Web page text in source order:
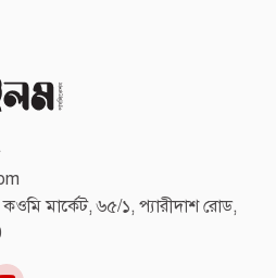
মার্কেট, ৬৫/১, প্যারীদাশ রোড,